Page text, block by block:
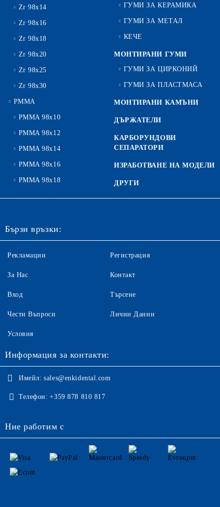
Zr 98x14
Zr 98x16
Zr 98x18
Zr 98x20
Zr 98x25
Zr 98x30
PMMA
PMMA 98x10
PMMA 98x12
PMMA 98x14
PMMA 98x16
PMMA 98x18
ГУМИ ЗА КЕРАМИКА
ГУМИ ЗА МЕТАЛ
КЕЧЕ
МОНТИРАНИ ГУМИ
ГУМИ ЗА ЦИРКОНИЙ
ГУМИ ЗА ПЛАСТМАСА
МОНТИРАНИ КАМЪНИ
ДЪРЖАТЕЛИ
КАРБОРУНДОВИ
СЕПАРАТОРИ
ИЗРАБОТВАНЕ НА МОДЕЛИ
ДРУГИ
Бързи връзки:
Рекламации
За Нас
Вход
Чести Въпроси
Регистрация
Контакт
Търсене
Лични Данни
Условия
Информация за контакти:
Имейл: sales@enkidental.com
Телефон: +359 878 810 817
Ние работим с